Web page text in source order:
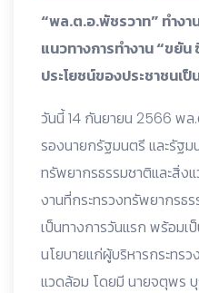
“พล.ต.อ.พัชรวาท” ทำง
แนวทางการทำงาน “ขยั
ประโยชน์ของประชาชนเ
วันนี้ 14 กันยายน 2566 พ
รองนายกรัฐมนตรี และรัฐม
ทรัพยากรธรรมชาติและสิ่ง
งานที่กระทรวงทรัพยากรธ
เป็นทางการวันแรก พร้อมเ
นโยบายแก่ผู้บริหารกระทร
แวดล้อม โดยมี นายจตุพร